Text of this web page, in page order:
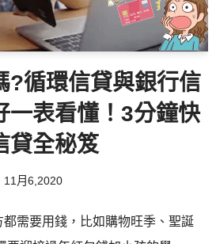
?循環信貸與銀行信
一表看懂！3分鐘快
貸全秘笈
11月6,2020
需要用錢，比如購物旺季、聖誕